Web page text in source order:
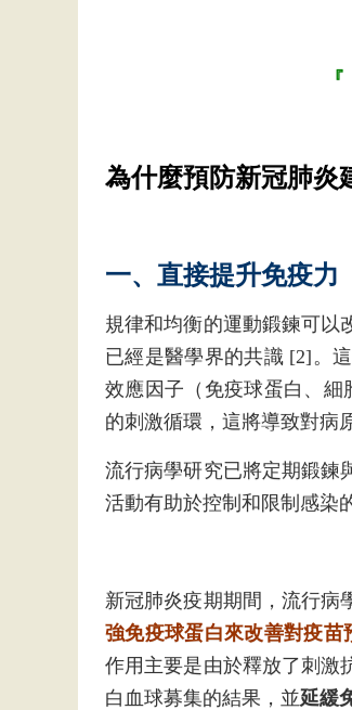
為什麼預防新冠肺炎
一、直接提升免疫力
規律和均衡的運動鍛鍊可以
已經是醫學界的共識 [2]。
效應因子（免疫球蛋白、細
的刺激循環，這將導致對病
流行病學研究已將定期鍛鍊
活動有助於控制和限制感染
新冠肺炎疫期期間，流行病
強免疫球蛋白來改善對疫苗
作用主要是由於釋放了刺激
白血球募集的結果，並延緩